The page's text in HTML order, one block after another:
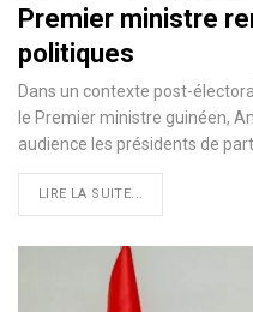
Premier ministre
politiques
Dans un contexte post-
le Premier ministre guinéen,
audience les présidents de
LIRE LA SUITE...